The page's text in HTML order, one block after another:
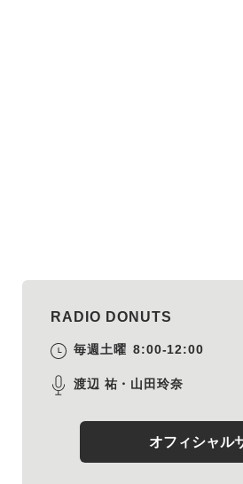
RADIO DONUTS
毎週土曜 8:00-12:00
渡辺 祐・山田玲奈
オフィシャル